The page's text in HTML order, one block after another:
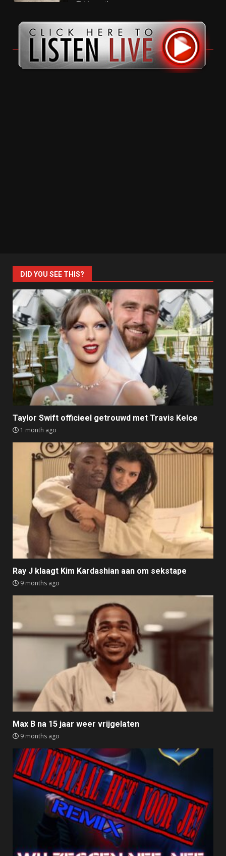
11 months ago
DID YOU SEE THIS?
Taylor Swift officieel getrouwd met Travis Kelce
1 month ago
Ray J klaagt Kim Kardashian aan om sekstape
9 months ago
Max B na 15 jaar weer vrijgelaten
9 months ago